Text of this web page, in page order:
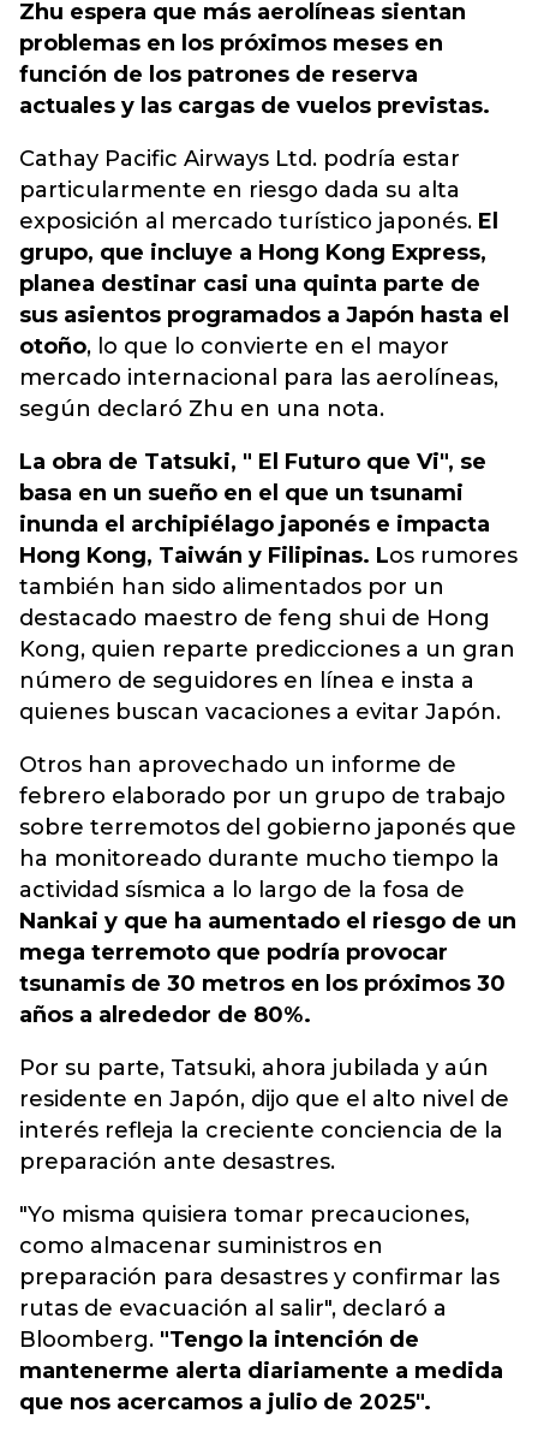
Zhu espera que más aerolíneas sientan
problemas en los próximos meses en
función de los patrones de reserva
actuales y las cargas de vuelos previstas.
Cathay Pacific Airways Ltd. podría estar
particularmente en riesgo dada su alta
exposición al mercado turístico japonés. El
grupo, que incluye a Hong Kong Express,
planea destinar casi una quinta parte de
sus asientos programados a Japón hasta el
otoño, lo que lo convierte en el mayor
mercado internacional para las aerolíneas,
según declaró Zhu en una nota.
La obra de Tatsuki, " El Futuro que Vi", se
basa en un sueño en el que un tsunami
inunda el archipiélago japonés e impacta
Hong Kong, Taiwán y Filipinas. Los rumores
también han sido alimentados por un
destacado maestro de feng shui de Hong
Kong, quien reparte predicciones a un gran
número de seguidores en línea e insta a
quienes buscan vacaciones a evitar Japón.
Otros han aprovechado un informe de
febrero elaborado por un grupo de trabajo
sobre terremotos del gobierno japonés que
ha monitoreado durante mucho tiempo la
actividad sísmica a lo largo de la fosa de
Nankai y que ha aumentado el riesgo de un
mega terremoto que podría provocar
tsunamis de 30 metros en los próximos 30
años a alrededor de 80%.
Por su parte, Tatsuki, ahora jubilada y aún
residente en Japón, dijo que el alto nivel de
interés refleja la creciente conciencia de la
preparación ante desastres.
"Yo misma quisiera tomar precauciones,
como almacenar suministros en
preparación para desastres y confirmar las
rutas de evacuación al salir", declaró a
Bloomberg. "Tengo la intención de
mantenerme alerta diariamente a medida
que nos acercamos a julio de 2025".